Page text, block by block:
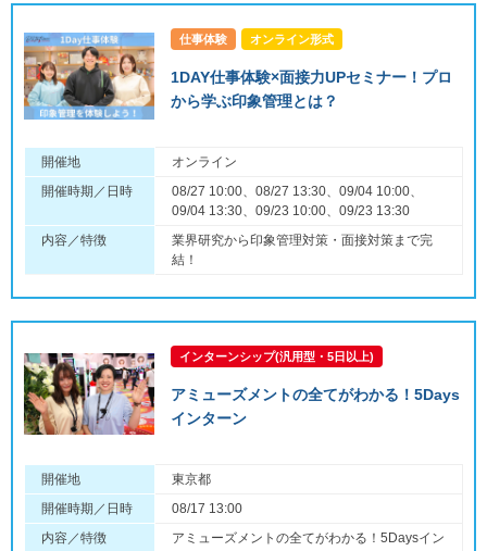
仕事体験 オンライン形式
1DAY仕事体験×面接力UPセミナー！プロ
から学ぶ印象管理とは？
開催地
オンライン
開催時期／日時
08/27 10:00、08/27 13:30、09/04 10:00、
09/04 13:30、09/23 10:00、09/23 13:30
内容／特徴
業界研究から印象管理対策・面接対策まで完
結！
インターンシップ(汎用型・5日以上)
アミューズメントの全てがわかる！5Days
インターン
開催地
東京都
開催時期／日時
08/17 13:00
内容／特徴
アミューズメントの全てがわかる！5Daysイン